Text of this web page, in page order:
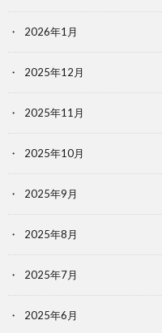
2026年1月
2025年12月
2025年11月
2025年10月
2025年9月
2025年8月
2025年7月
2025年6月